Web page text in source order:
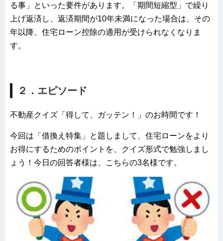
る事」といった要件があります。「期間短縮型」で繰り
上げ返済し、返済期間が10年未満になった場合は、その
年以降、住宅ローン控除の適用が受けられなくなりま
す。
２．エピソード
不動産クイズ「得して、ガッテン！」のお時間です！
今回は「借換え特集」と題しまして、住宅ローンをより
お得にするためのポイントを、クイズ形式で勉強しまし
ょう！今日の回答者様は、こちらの3名様です。